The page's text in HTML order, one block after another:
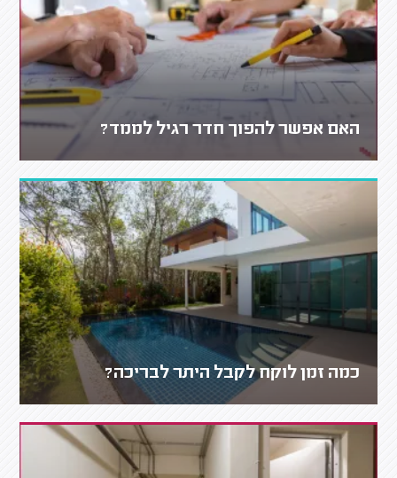
האם אפשר להפוך חדר רגיל לממד?
כמה זמן לוקח לקבל היתר לבריכה?